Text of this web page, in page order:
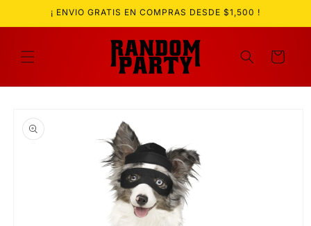
directamente
al contenido
¡ ENVIO GRATIS EN COMPRAS DESDE $1,500 !
Carrito
a la
información